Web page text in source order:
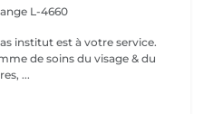
L-4660
institut est à votre service.
de soins du visage & du
...